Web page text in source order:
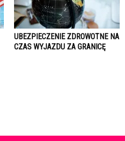
UBEZPIECZENIE ZDROWOTNE NA
CZAS WYJAZDU ZA GRANICĘ